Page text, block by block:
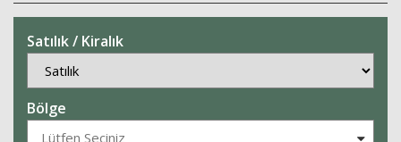
Satılık / Kiralık
Bölge